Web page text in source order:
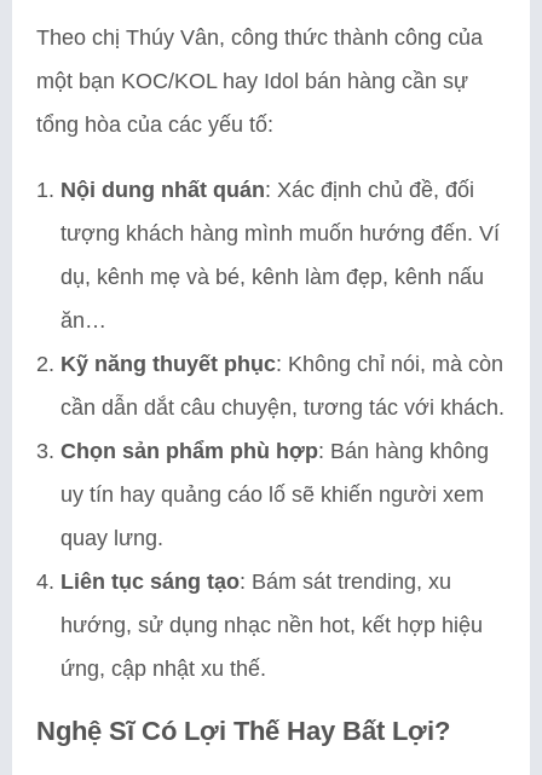
Theo chị Thúy Vân, công thức thành công của
một bạn KOC/KOL hay Idol bán hàng cần sự
tổng hòa của các yếu tố:
Nội dung nhất quán: Xác định chủ đề, đối
tượng khách hàng mình muốn hướng đến. Ví
dụ, kênh mẹ và bé, kênh làm đẹp, kênh nấu
ăn…
Kỹ năng thuyết phục: Không chỉ nói, mà còn
cần dẫn dắt câu chuyện, tương tác với khách.
Chọn sản phẩm phù hợp: Bán hàng không
uy tín hay quảng cáo lố sẽ khiến người xem
quay lưng.
Liên tục sáng tạo: Bám sát trending, xu
hướng, sử dụng nhạc nền hot, kết hợp hiệu
ứng, cập nhật xu thế.
Nghệ Sĩ Có Lợi Thế Hay Bất Lợi?